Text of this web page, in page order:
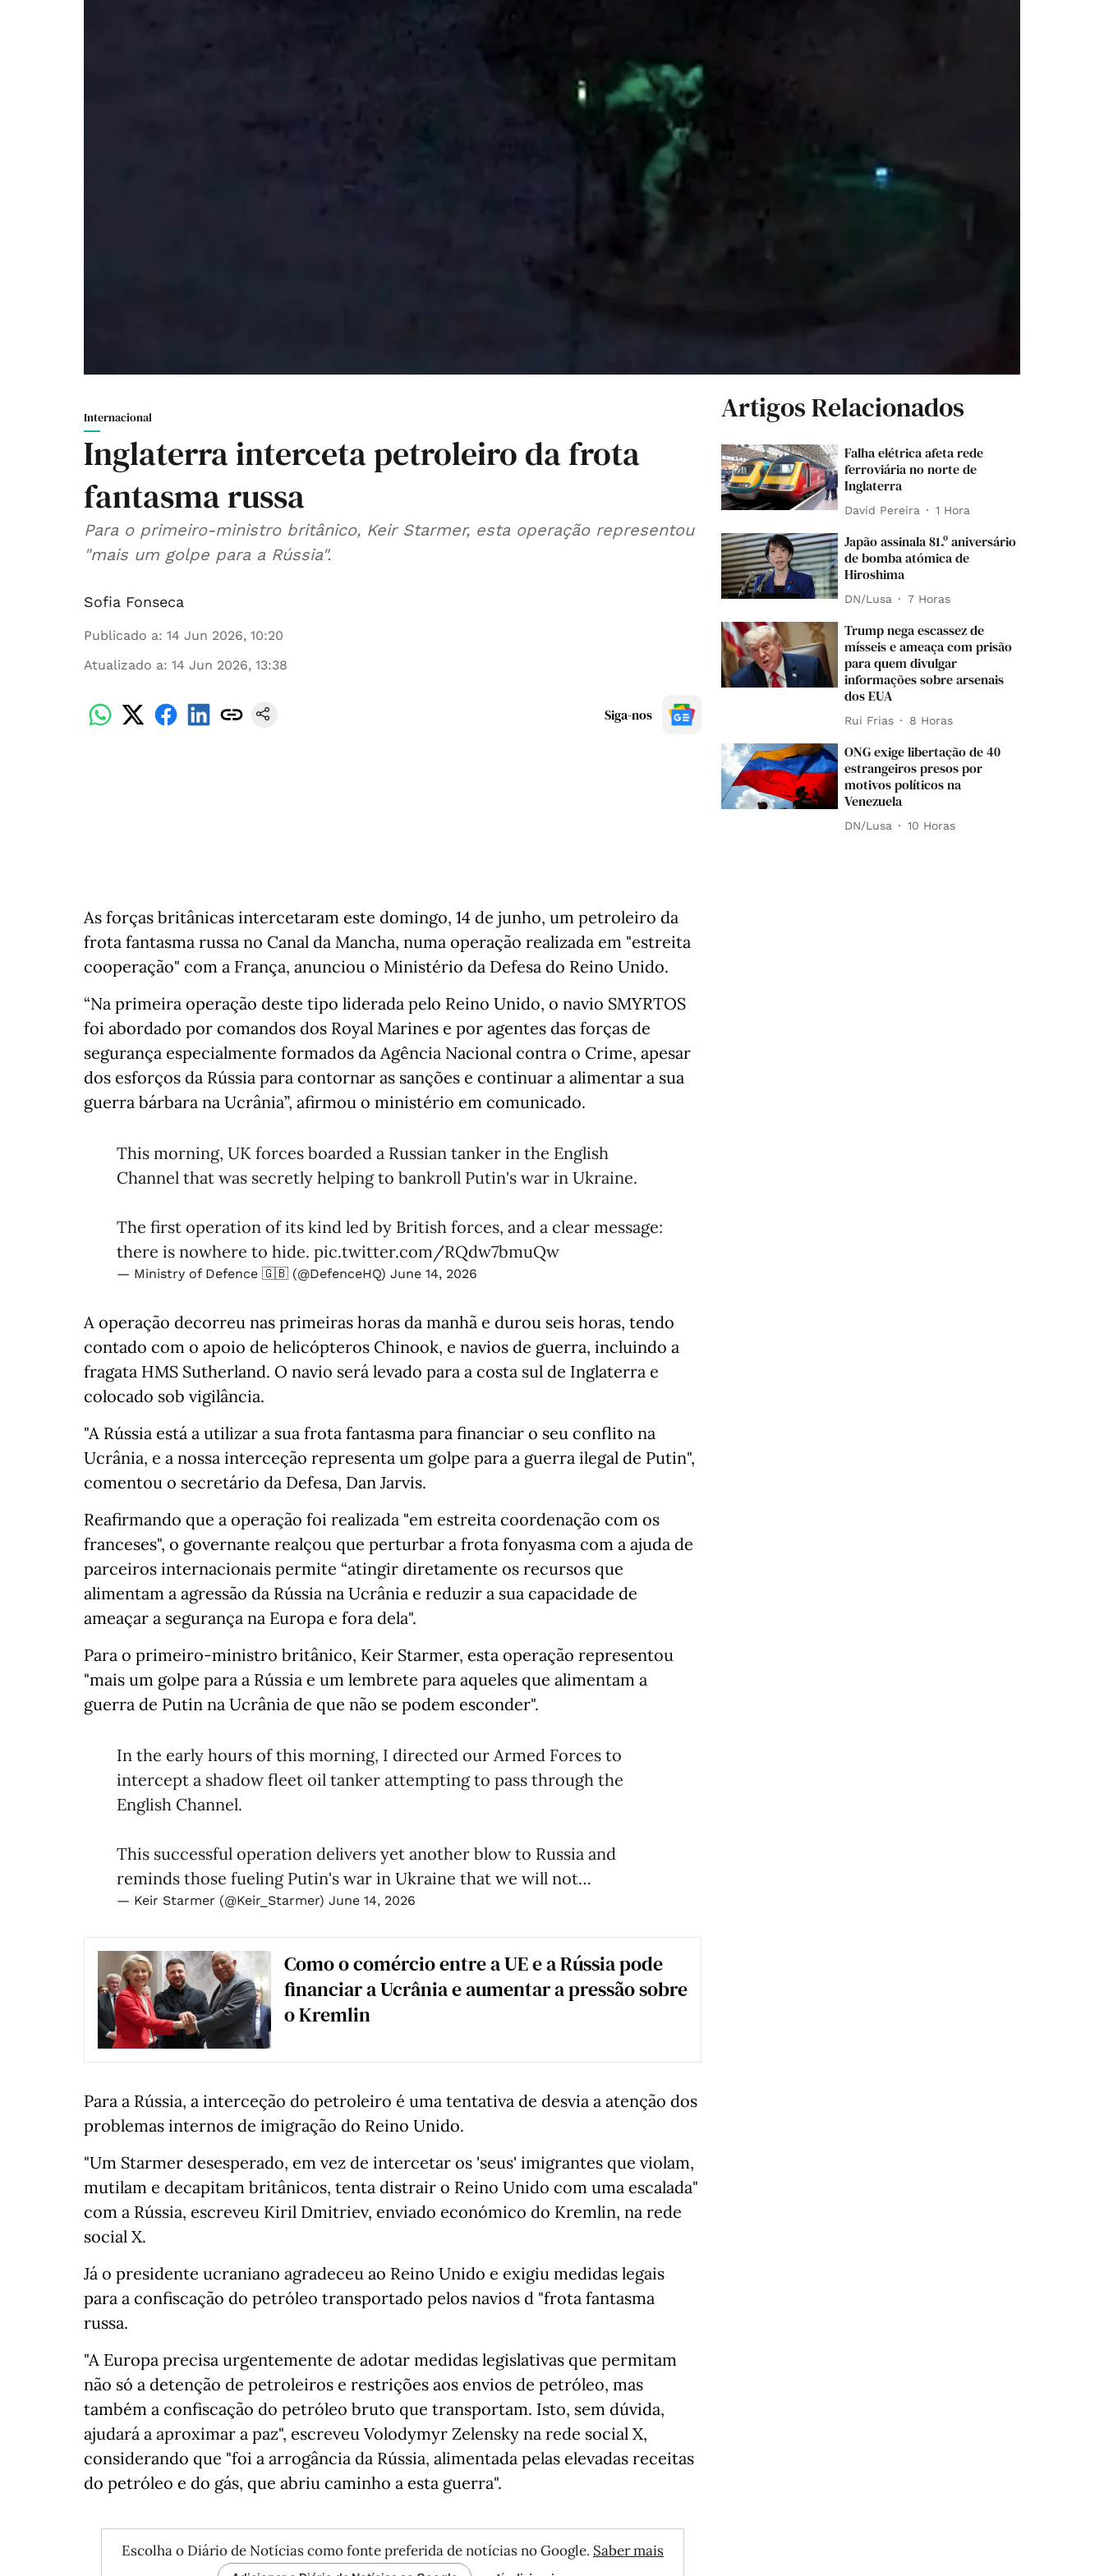
Internacional
Inglaterra interceta petroleiro da frota
fantasma russa
Para o primeiro-ministro britânico, Keir Starmer, esta operação representou
"mais um golpe para a Rússia".
Sofia Fonseca
Publicado a: 14 Jun 2026, 10:20
Atualizado a: 14 Jun 2026, 13:38
Siga-nos
As forças britânicas intercetaram este domingo, 14 de junho, um petroleiro da
frota fantasma russa no Canal da Mancha, numa operação realizada em "estreita
cooperação" com a França, anunciou o Ministério da Defesa do Reino Unido.
“Na primeira operação deste tipo liderada pelo Reino Unido, o navio SMYRTOS
foi abordado por comandos dos Royal Marines e por agentes das forças de
segurança especialmente formados da Agência Nacional contra o Crime, apesar
dos esforços da Rússia para contornar as sanções e continuar a alimentar a sua
guerra bárbara na Ucrânia”, afirmou o ministério em comunicado.
This morning, UK forces boarded a Russian tanker in the English
Channel that was secretly helping to bankroll Putin's war in Ukraine.
The first operation of its kind led by British forces, and a clear message:
there is nowhere to hide. pic.twitter.com/RQdw7bmuQw
— Ministry of Defence 🇬🇧 (@DefenceHQ) June 14, 2026
A operação decorreu nas primeiras horas da manhã e durou seis horas, tendo
contado com o apoio de helicópteros Chinook, e navios de guerra, incluindo a
fragata HMS Sutherland. O navio será levado para a costa sul de Inglaterra e
colocado sob vigilância.
"A Rússia está a utilizar a sua frota fantasma para financiar o seu conflito na
Ucrânia, e a nossa interceção representa um golpe para a guerra ilegal de Putin",
comentou o secretário da Defesa, Dan Jarvis.
Reafirmando que a operação foi realizada "em estreita coordenação com os
franceses", o governante realçou que perturbar a frota fonyasma com a ajuda de
parceiros internacionais permite “atingir diretamente os recursos que
alimentam a agressão da Rússia na Ucrânia e reduzir a sua capacidade de
ameaçar a segurança na Europa e fora dela".
Para o primeiro-ministro britânico, Keir Starmer, esta operação representou
"mais um golpe para a Rússia e um lembrete para aqueles que alimentam a
guerra de Putin na Ucrânia de que não se podem esconder".
In the early hours of this morning, I directed our Armed Forces to
intercept a shadow fleet oil tanker attempting to pass through the
English Channel.
This successful operation delivers yet another blow to Russia and
reminds those fueling Putin's war in Ukraine that we will not…
— Keir Starmer (@Keir_Starmer) June 14, 2026
Como o comércio entre a UE e a Rússia pode
financiar a Ucrânia e aumentar a pressão sobre
o Kremlin
Para a Rússia, a interceção do petroleiro é uma tentativa de desvia a atenção dos
problemas internos de imigração do Reino Unido.
"Um Starmer desesperado, em vez de intercetar os 'seus' imigrantes que violam,
mutilam e decapitam britânicos, tenta distrair o Reino Unido com uma escalada"
com a Rússia, escreveu Kiril Dmitriev, enviado económico do Kremlin, na rede
social X.
Já o presidente ucraniano agradeceu ao Reino Unido e exigiu medidas legais
para a confiscação do petróleo transportado pelos navios d "frota fantasma
russa.
"A Europa precisa urgentemente de adotar medidas legislativas que permitam
não só a detenção de petroleiros e restrições aos envios de petróleo, mas
também a confiscação do petróleo bruto que transportam. Isto, sem dúvida,
ajudará a aproximar a paz", escreveu Volodymyr Zelensky na rede social X,
considerando que "foi a arrogância da Rússia, alimentada pelas elevadas receitas
do petróleo e do gás, que abriu caminho a esta guerra".
Escolha o Diário de Notícias como fonte preferida de notícias no Google. Saber mais
Artigos Relacionados
Falha elétrica afeta rede
ferroviária no norte de
Inglaterra
David Pereira 1 Hora
Japão assinala 81.º aniversário
de bomba atómica de
Hiroshima
DN/Lusa 7 Horas
Trump nega escassez de
mísseis e ameaça com prisão
para quem divulgar
informações sobre arsenais
dos EUA
Rui Frias 8 Horas
ONG exige libertação de 40
estrangeiros presos por
motivos políticos na
Venezuela
DN/Lusa 10 Horas